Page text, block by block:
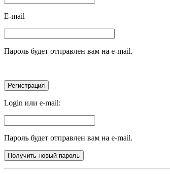
E-mail
Пароль будет отправлен вам на e-mail.
Login или e-mail:
Пароль будет отправлен вам на e-mail.